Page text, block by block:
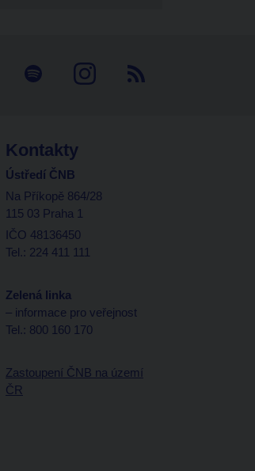
Kontakty
Ústředí ČNB
Na Příkopě 864/28
115 03 Praha 1
IČO 48136450
Tel.: 224 411 111
Zelená linka
– informace pro veřejnost
Tel.: 800 160 170
Zastoupení ČNB na území
ČR